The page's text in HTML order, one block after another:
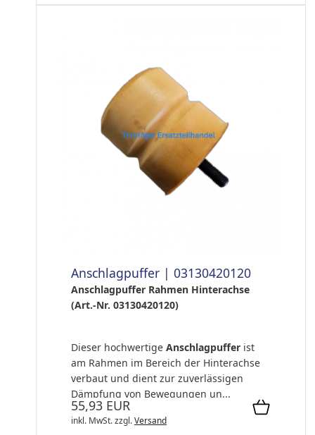
Anschlagpuffer | 03130420120
Anschlagpuffer Rahmen Hinterachse
(Art.-Nr. 03130420120)
Dieser hochwertige Anschlagpuffer ist
am Rahmen im Bereich der Hinterachse
verbaut und dient zur zuverlässigen
Dämpfung von Bewegungen un...
55,93 EUR
inkl. MwSt.zzgl.Versand